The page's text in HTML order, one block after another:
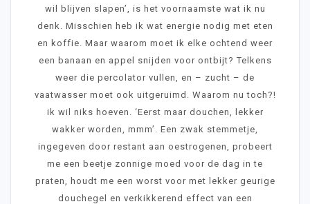
wil blijven slapen’, is het voornaamste wat ik nu
denk. Misschien heb ik wat energie nodig met eten
en koffie. Maar waarom moet ik elke ochtend weer
een banaan en appel snijden voor ontbijt? Telkens
weer die percolator vullen, en – zucht – de
vaatwasser moet ook uitgeruimd. Waarom nu toch?!
ik wil niks hoeven. ‘Eerst maar douchen, lekker
wakker worden, mmm’. Een zwak stemmetje,
ingegeven door restant aan oestrogenen, probeert
me een beetje zonnige moed voor de dag in te
praten, houdt me een worst voor met lekker geurige
douchegel en verkikkerend effect van een